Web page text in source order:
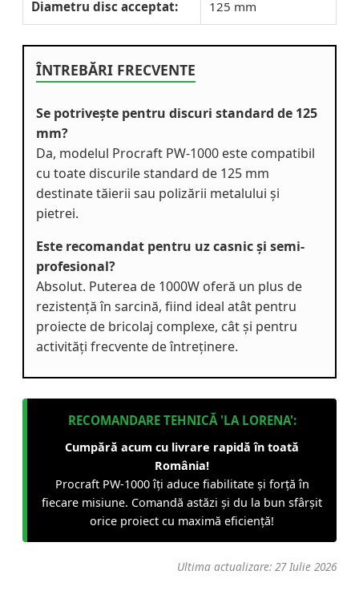
Diametru disc acceptat: 125 mm
ÎNTREBĂRI FRECVENTE
Se potrivește pentru discuri standard de 125
mm?
Da, modelul Procraft PW-1000 este compatibil
cu toate discurile standard de 125 mm
destinate tăierii sau polizării metalului și
pietrei.
Este recomandat pentru uz casnic și semi-
profesional?
Absolut. Puterea de 1000W oferă un plus de
rezistență în sarcină, fiind ideal atât pentru
proiecte de bricolaj complexe, cât și pentru
activități frecvente de întreținere.
RECOMANDARE TEHNICĂ 'LA LORENA':
Cumpără acum cu livrare rapidă în toată
România!
Procraft PW-1000 îți aduce fiabilitate și forță în
fiecare misiune. Comandă astăzi și du la bun sfârșit
orice proiect cu maximă eficiență!
Ultima actualizare: 27 Iulie 2026